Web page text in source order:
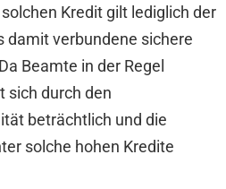
Kredit gilt lediglich der
damit verbundene sichere
Beamte in der Regel
sich durch den
beträchtlich und die
solche hohen Kredite